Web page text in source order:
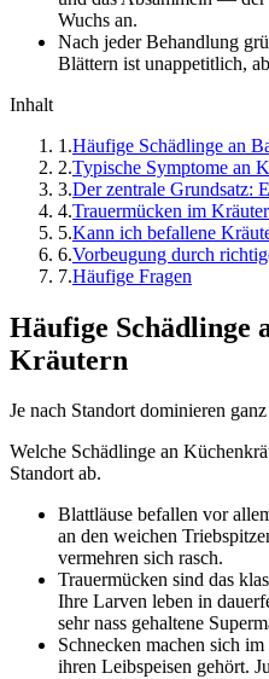
Wuchs an.
Nach jeder Behandlung
Blättern ist unappetitlich,
Inhalt
1 .Häufige Schädlinge an
2.Typische Symptome an
3.Der zentrale Grundsatz:
4.Trauermücken im
5.Kann ich befallene
6.Vorbeugung durch
7.Häufige Fragen
Häufige Schädlinge
Kräutern
Je nach Standort dominieren
Welche Schädlinge an
Standort ab.
Blattläuse befallen vor
an den weichen
vermehren sich rasch.
Trauermücken sind das
Ihre Larven leben in
sehr nass gehaltene
Schnecken machen sich
ihren Leibspeisen gehört.